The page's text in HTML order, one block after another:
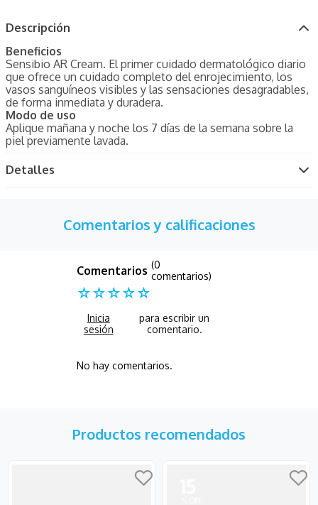
Descripción
Beneficios
Sensibio AR Cream. El primer cuidado dermatológico diario
que ofrece un cuidado completo del enrojecimiento, los
vasos sanguíneos visibles y las sensaciones desagradables,
de forma inmediata y duradera.
Modo de uso
Aplique mañana y noche los 7 días de la semana sobre la
piel previamente lavada.
Detalles
Comentarios y calificaciones
☆☆☆☆☆
(0
comentarios)
No hay comentarios.
Productos recomendados